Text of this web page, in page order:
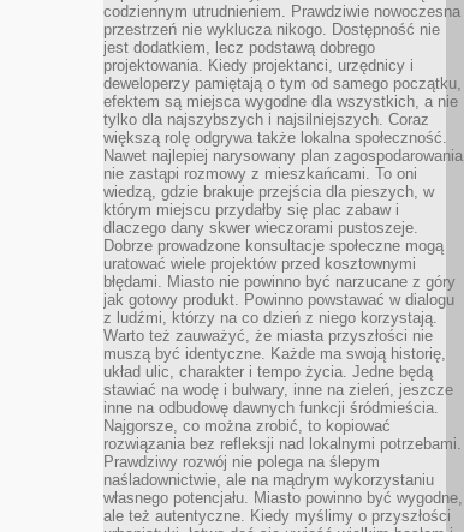
codziennym utrudnieniem. Prawdziwie nowoczesna
przestrzeń nie wyklucza nikogo. Dostępność nie
jest dodatkiem, lecz podstawą dobrego
projektowania. Kiedy projektanci, urzędnicy i
deweloperzy pamiętają o tym od samego początku,
efektem są miejsca wygodne dla wszystkich, a nie
tylko dla najszybszych i najsilniejszych. Coraz
większą rolę odgrywa także lokalna społeczność.
Nawet najlepiej narysowany plan zagospodarowania
nie zastąpi rozmowy z mieszkańcami. To oni
wiedzą, gdzie brakuje przejścia dla pieszych, w
którym miejscu przydałby się plac zabaw i
dlaczego dany skwer wieczorami pustoszeje.
Dobrze prowadzone konsultacje społeczne mogą
uratować wiele projektów przed kosztownymi
błędami. Miasto nie powinno być narzucane z góry
jak gotowy produkt. Powinno powstawać w dialogu
z ludźmi, którzy na co dzień z niego korzystają.
Warto też zauważyć, że miasta przyszłości nie
muszą być identyczne. Każde ma swoją historię,
układ ulic, charakter i tempo życia. Jedne będą
stawiać na wodę i bulwary, inne na zieleń, jeszcze
inne na odbudowę dawnych funkcji śródmieścia.
Najgorsze, co można zrobić, to kopiować
rozwiązania bez refleksji nad lokalnymi potrzebami.
Prawdziwy rozwój nie polega na ślepym
naśladownictwie, ale na mądrym wykorzystaniu
własnego potencjału. Miasto powinno być wygodne,
ale też autentyczne. Kiedy myślimy o przyszłości